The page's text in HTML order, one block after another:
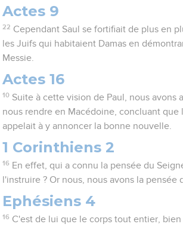
Actes 9
22 Cependant Saul se fortifiait de plus en
les Juifs qui habitaient Damas en
Messie.
Actes 16
10 Suite à cette vision de Paul, nous avons
nous rendre en Macédoine, concluant que
appelait à y annoncer la bonne nouvelle.
1 Corinthiens 2
16 En effet, qui a connu la pensée du
l'instruire ? Or nous, nous avons la pensée
Ephésiens 4
16 C'est de lui que le corps tout entier,